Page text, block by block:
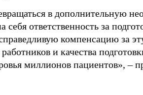
в дополнительную
себя ответственность за
компенсацию за
и качества
миллионов пациентов», –